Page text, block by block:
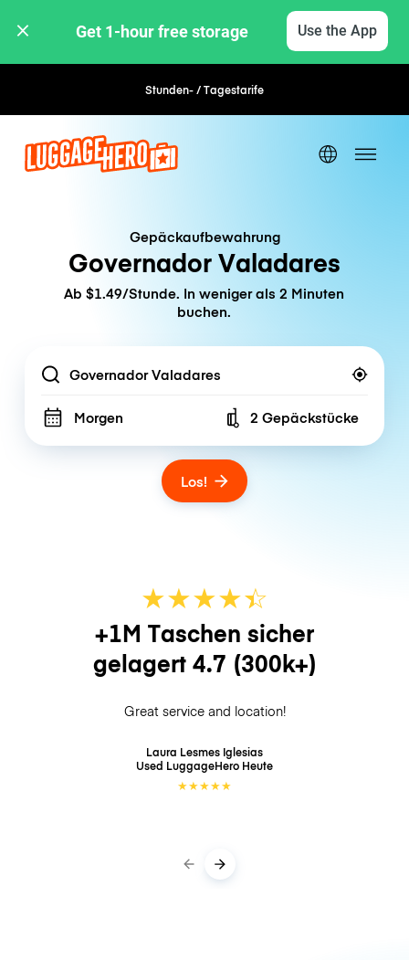
Get 1-hour free storage Use the App
Stunden- / TagestarifeFlexible Buchung
Gepäckaufbewahrung
Governador Valadares
Ab $1.49/Stunde. In weniger als 2 Minuten
buchen.
Location
Morgen Number of bags
2 Gepäckstücke
Los!
★★★★☆
★
+1M Taschen sicher
gelagert 4.7 (300k+)
Great service and location!
Laura Lesmes Iglesias
Used LuggageHero Heute
★★★★★